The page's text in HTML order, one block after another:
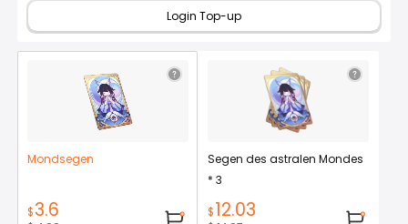
Login Top-up
Mondsegen
$3.6
Segen des astralen Mondes
* 3
$12.03